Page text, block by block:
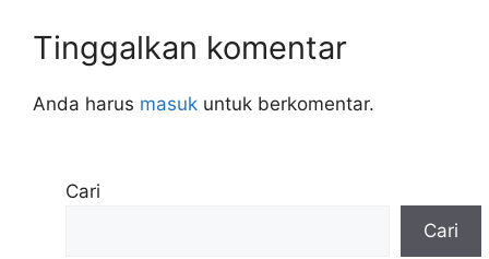
Tinggalkan komentar
Anda harus masuk untuk berkomentar.
Cari
Cari